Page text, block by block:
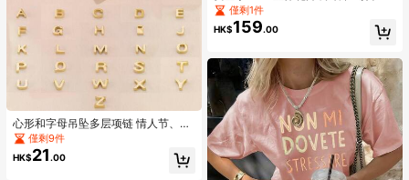
心形和字母吊坠多层项链 情人节、妈
妈、母亲、母亲节、礼物
僅剩9件
HK$21.00
系带晚礼服，性感花卉褶边连衣裙，
优雅夏季红色
僅剩1件
HK$159.00